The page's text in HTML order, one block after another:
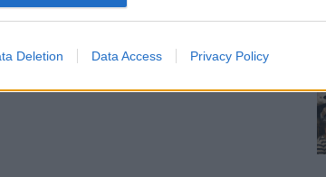
Deletion Data Access Privacy Policy